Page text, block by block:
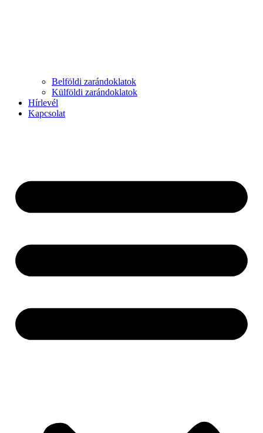
Belföldi zarándoklatok
Külföldi zarándoklatok
Hírlevél
Kapcsolat